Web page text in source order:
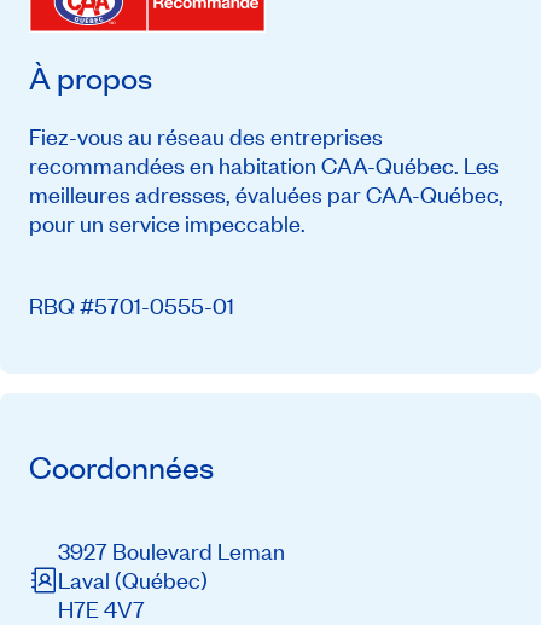
À propos
Fiez-vous au réseau des entreprises
recommandées en habitation CAA-Québec. Les
meilleures adresses, évaluées par CAA-Québec,
pour un service impeccable.
RBQ #5701-0555-01
Coordonnées
3927 Boulevard Leman
Laval (Québec)
H7E 4V7